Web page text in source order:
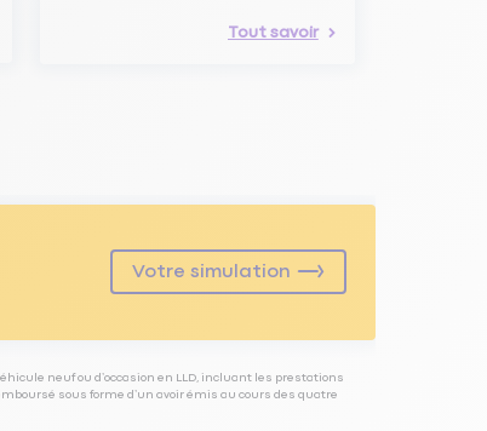
Tout savoir
Votre simulation
neuf ou d’occasion en LLD, incluant les prestations
sous forme d’un avoir émis au cours des quatre